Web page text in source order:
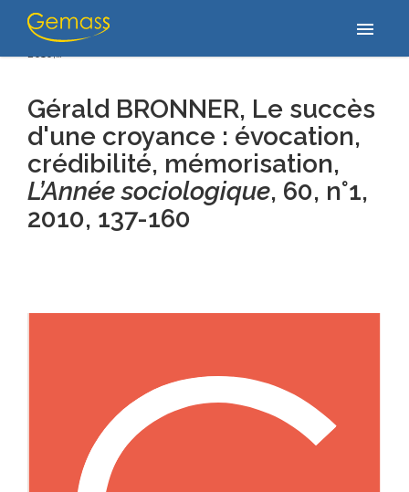
menu
Accueil/Publications
: évocation, crédibilité, mémorisation, L’Année sociologique, 60, n°1,
2010,…
Gérald BRONNER, Le succès
d'une croyance : évocation,
crédibilité, mémorisation,
L’Année sociologique, 60, n°1,
2010, 137-160